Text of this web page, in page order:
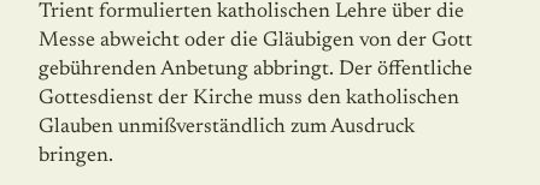
Trient formulierten katholischen Lehre über die
Messe abweicht oder die Gläubigen von der Gott
gebührenden Anbetung abbringt. Der öffentliche
Gottesdienst der Kirche muss den katholischen
Glauben un­miß­verständlich zum Ausdruck
bringen.